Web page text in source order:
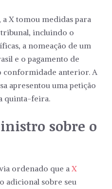
X tomou medidas para
incluindo o
a nomeação de um
e o pagamento de
conformidade anterior. A
apresentou uma petição
quinta-feira.
sobre o
ordenado que a X
adicional sobre seu